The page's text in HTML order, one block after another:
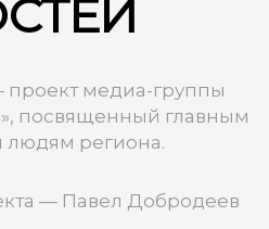
медиа-группы
посвященный главным
людям региона.
— Павел Добродеев